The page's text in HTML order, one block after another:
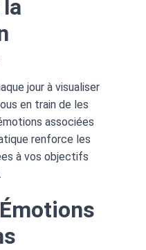
jour à visualiser
en train de les
associées
renforce les
à vos objectifs